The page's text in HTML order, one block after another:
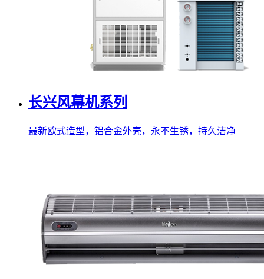
长兴风幕机系列
最新欧式造型，铝合金外壳，永不生锈，持久洁净